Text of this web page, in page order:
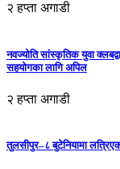
२ हप्ता अगाडी
नवज्योति सांस्कृतिक युवा
सहयोगका लागि अपिल
२ हप्ता अगाडी
तुलसीपुर–८ बुटेनियामा